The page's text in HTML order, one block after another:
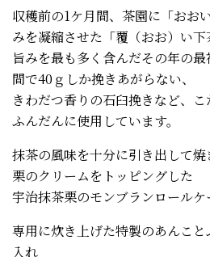
収穫前の1ケ月間、茶園に「おお
みを凝縮させた「覆（おお）い下
旨みを最も多く含んだその年の
間で40ｇしか挽きあがらない、
きわだつ香りの石臼挽きなど、
ふんだんに使用しています。
抹茶の風味を十分に引き出して
栗のクリームをトッピングした
宇治抹茶栗のモンブランロールケ
専用に炊き上げた特製のあんこ
入れ